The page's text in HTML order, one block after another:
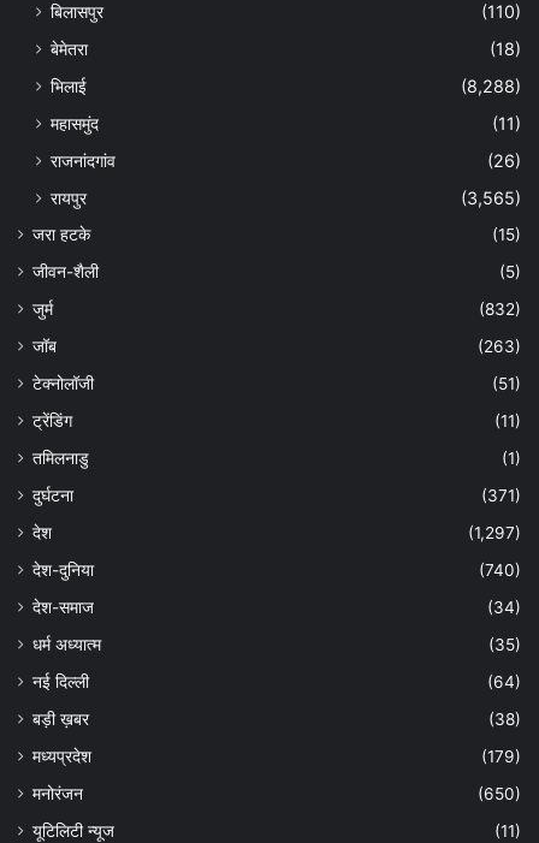
बिलासपुर
(110)
बेमेतरा
(18)
भिलाई
(8,288)
महासमुंद
(11)
राजनांदगांव
(26)
रायपुर
(3,565)
जरा हटके
(15)
जीवन-शैली
(5)
जुर्म
(832)
जॉब
(263)
टेक्नोलॉजी
(51)
ट्रेंडिंग
(11)
तमिलनाडु
(1)
दुर्घटना
(371)
देश
(1,297)
देश-दुनिया
(740)
देश-समाज
(34)
धर्म अध्यात्म
(35)
नई दिल्ली
(64)
बड़ी ख़बर
(38)
मध्यप्रदेश
(179)
मनोरंजन
(650)
यूटिलिटी न्यूज
(11)